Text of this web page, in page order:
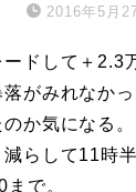
2016年5月
ドして＋2.3
がみれなかっ
か気になる。
らして11時半
で。